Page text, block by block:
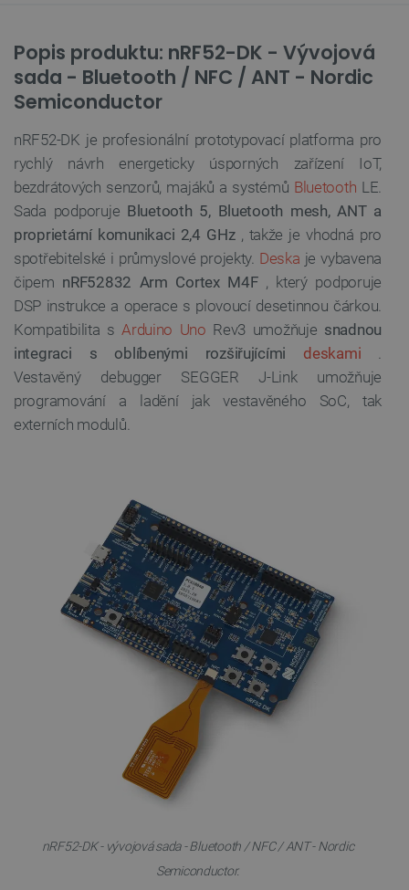
Popis produktu: nRF52-DK - Vývojová
sada - Bluetooth / NFC / ANT - Nordic
Semiconductor
nRF52-DK je profesionální prototypovací platforma pro
rychlý návrh energeticky úsporných zařízení IoT,
bezdrátových senzorů, majáků a systémů Bluetooth LE.
Sada podporuje Bluetooth 5, Bluetooth mesh, ANT a
proprietární komunikaci 2,4 GHz, takže je vhodná pro
spotřebitelské i průmyslové projekty. Deska je vybavena
čipem nRF52832 Arm Cortex M4F, který podporuje
DSP instrukce a operace s plovoucí desetinnou čárkou.
Kompatibilita s Arduino Uno Rev3 umožňuje snadnou
integraci s oblíbenými rozšiřujícími deskami
Vestavěný debugger SEGGER J-Link umožňuje
programování a ladění jak vestavěného SoC, tak
externích modulů.
nRF52-DK - vývojová sada - Bluetooth / NFC / ANT - Nordic
Semiconductor.